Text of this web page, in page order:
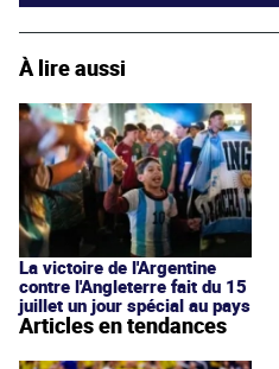
À lire aussi
La victoire de l'Argentine
contre l'Angleterre fait du 15
juillet un jour spécial au pays
Articles en tendances